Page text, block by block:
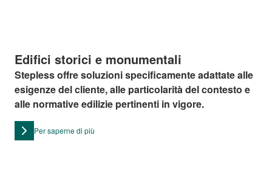
Edifici storici e monumentali
Stepless offre soluzioni specificamente adattate alle
esigenze del cliente, alle particolarità del contesto e
alle normative edilizie pertinenti in vigore.
Per saperne di più